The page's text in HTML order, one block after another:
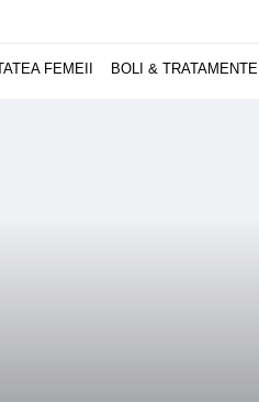
FEMEII BOLI & TRATAMENTE